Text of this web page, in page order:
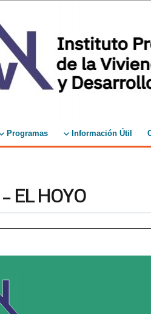
Programas Información Útil
EL HOYO